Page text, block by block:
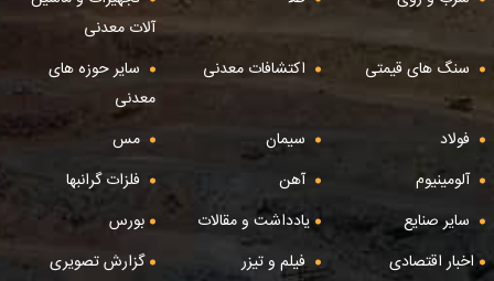
آلات معدنی
سنگ های قیمتی
اکتشافات معدنی
سایر حوزه های
معدنی
فولاد
سیمان
مس
آلومینیوم
آهن
فلزات گرانبها
سایر صنایع
یادداشت و مقالات
بورس
اخبار اقتصادی
فیلم و تیزر گزارش تصویری